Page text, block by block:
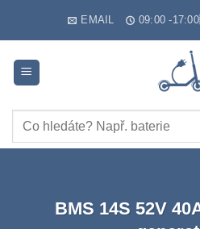
EMAIL 09:00 -
Hledat:
BMS 14S 52V